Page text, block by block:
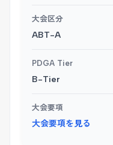
大会区分
ABT-A
PDGA Tier
B-Tier
大会要項
大会要項を見る